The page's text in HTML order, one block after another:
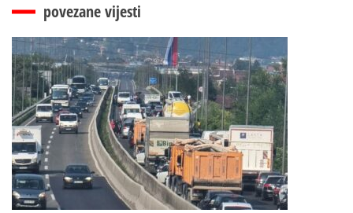
povezane vijesti